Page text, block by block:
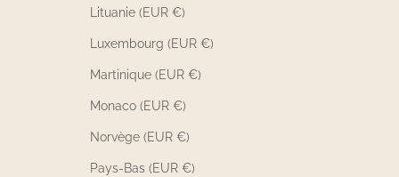
Lituanie (EUR €)
Luxembourg (EUR €)
Martinique (EUR €)
Monaco (EUR €)
Norvège (EUR €)
Pays-Bas (EUR €)